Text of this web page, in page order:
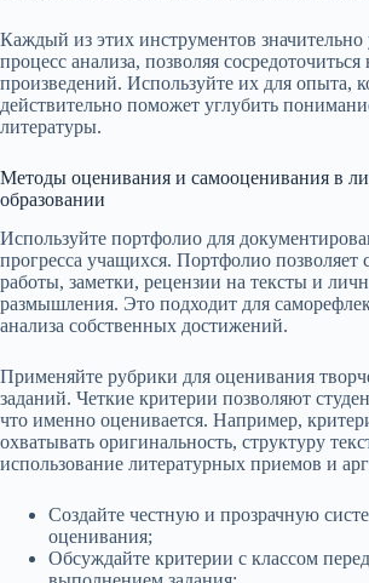
Каждый из этих инструментов
процесс анализа, позволяя сосредоточиться
произведений. Используйте их для опыта,
действительно поможет углубить
литературы.
Методы оценивания и самооценивания в
образовании
Используйте портфолио для
прогресса учащихся. Портфолио позволяет
работы, заметки, рецензии на тексты и
размышления. Это подходит для
анализа собственных достижений.
Применяйте рубрики для оценивания
заданий. Четкие критерии позволяют
что именно оценивается. Например,
охватывать оригинальность, структуру
использование литературных приемов и
Создайте честную и прозрачную
оценивания;
Обсуждайте критерии с классом перед